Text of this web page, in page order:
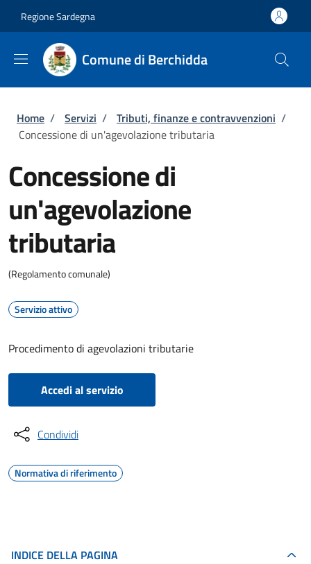
Regione Sardegna
Comune di Berchidda
Briciole di pane
Home / Servizi / Tributi, finanze e contravvenzioni /
Concessione di un'agevolazione tributaria
Concessione di
un'agevolazione
tributaria
(Regolamento comunale)
Servizio attivo
Procedimento di agevolazioni tributarie
Accedi al servizio
Condividi
Normativa di riferimento
INDICE DELLA PAGINA